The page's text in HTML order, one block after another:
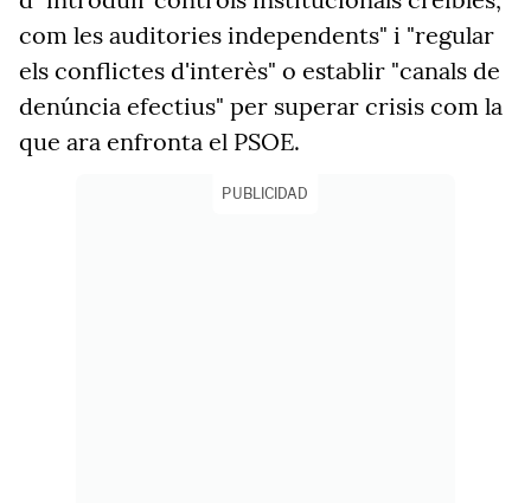
com les auditories independents" i "regular
els conflictes d'interès" o establir "canals de
denúncia efectius" per superar crisis com la
que ara enfronta el PSOE.
PUBLICIDAD